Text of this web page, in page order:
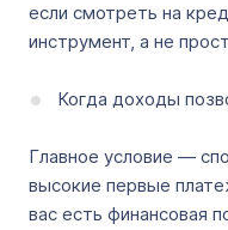
если смотреть на
инструмент, а не
Когда доходы
Главное условие —
высокие первые
вас есть финансовая